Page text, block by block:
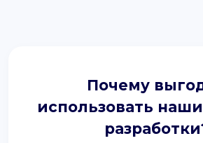
Почему
использовать